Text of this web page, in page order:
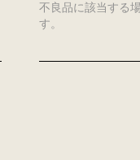
不良品に該当する
す。